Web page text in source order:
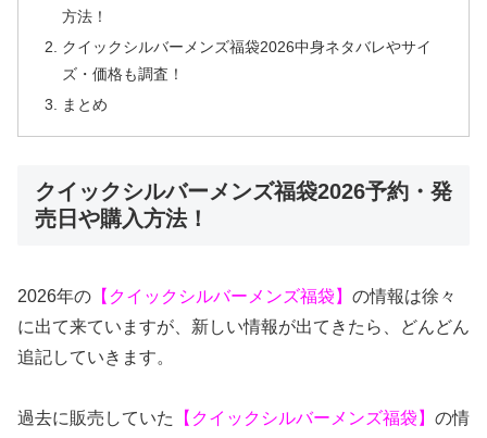
方法！
クイックシルバーメンズ福袋2026中身ネタバレやサイ
ズ・価格も調査！
まとめ
クイックシルバーメンズ福袋2026予約・発
売日や購入方法！
2026年の 【クイックシルバーメンズ福袋】 の情報は徐々
に出て来ていますが、新しい情報が出てきたら、どんどん
追記していきます。
過去に販売していた 【クイックシルバーメンズ福袋】 の情